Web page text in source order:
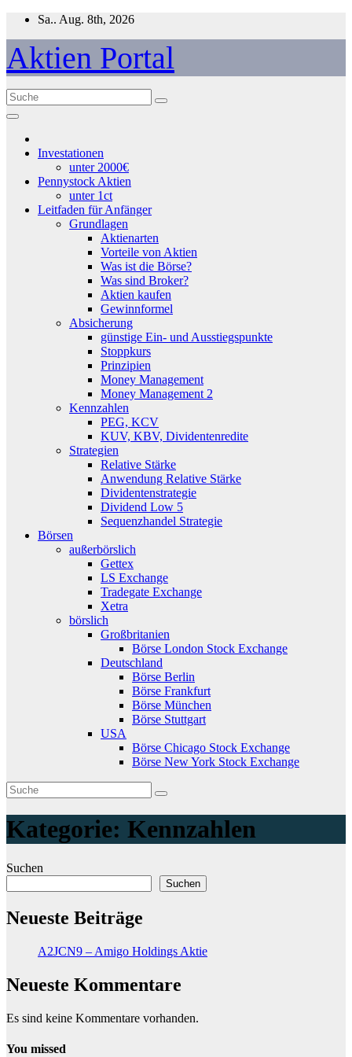
Zum
springen
Sa.. Aug. 8th, 2026
Aktien Portal
Investationen
unter 2000€
Pennystock Aktien
unter 1ct
Leitfaden für Anfänger
Grundlagen
Aktienarten
Vorteile von Aktien
Was ist die Börse?
Was sind Broker?
Aktien kaufen
Gewinnformel
Absicherung
günstige Ein- und Ausstiegspunkte
Stoppkurs
Prinzipien
Money Management
Money Management 2
Kennzahlen
PEG, KCV
KUV, KBV, Dividentenredite
Strategien
Relative Stärke
Anwendung Relative Stärke
Dividentenstrategie
Dividend Low 5
Sequenzhandel Strategie
Börsen
außerbörslich
Gettex
LS Exchange
Tradegate Exchange
Xetra
börslich
Großbritanien
Börse London Stock Exchange
Deutschland
Börse Berlin
Börse Frankfurt
Börse München
Börse Stuttgart
USA
Börse Chicago Stock Exchange
Börse New York Stock Exchange
Kategorie: Kennzahlen
Suchen
Suchen
Neueste Beiträge
A2JCN9 – Amigo Holdings Aktie
Neueste Kommentare
Es sind keine Kommentare vorhanden.
You missed